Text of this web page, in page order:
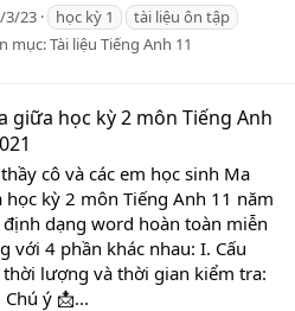
3/23 học kỳ 1
tài liệu ôn tập
mục:Tài liệu Tiếng Anh 11
giữa học kỳ 2 môn Tiếng Anh
cô và các em học sinh Ma
kỳ 2 môn Tiếng Anh 11 năm
dạng word hoàn toàn miễn
với 4 phần khác nhau: I. Cấu
lượng và thời gian kiểm tra:
ý 📩...